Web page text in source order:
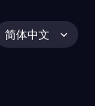
简体中文